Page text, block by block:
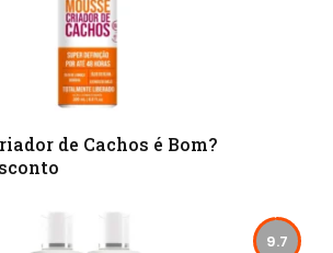
de Cachos é Bom?
9.7